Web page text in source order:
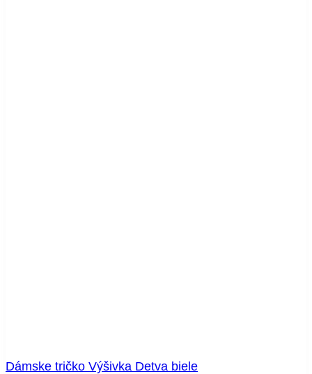
Dámske tričko Výšivka Detva biele